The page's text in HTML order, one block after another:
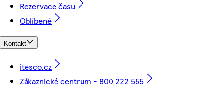
Rezervace času
Oblíbené
Kontakt
itesco.cz
Zákaznické centrum - 800 222 555